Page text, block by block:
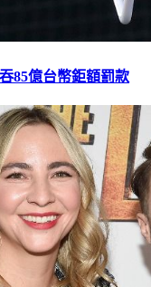
85億台幣鉅額罰款